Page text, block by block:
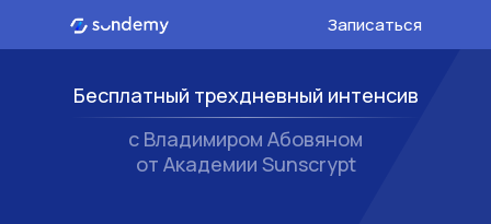
Записаться
Бесплатный трехдневный интенсив
с Владимиром Абовяном
от Академии Sunscrypt